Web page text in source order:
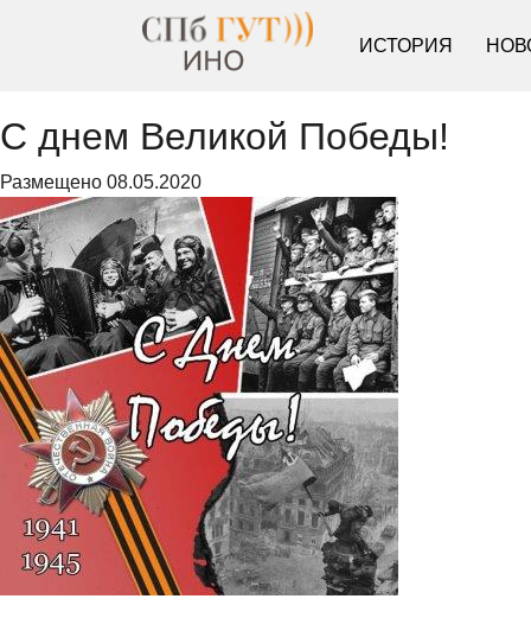
ИСТОРИЯ
С днем Великой Победы!
Размещено 08.05.2020